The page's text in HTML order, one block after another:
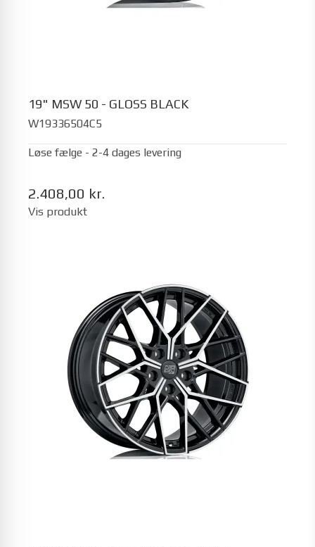
19" MSW 50 - GLOSS BLACK
W19336504C5
Løse fælge - 2-4 dages levering
2.408,00 kr.
Vis produkt